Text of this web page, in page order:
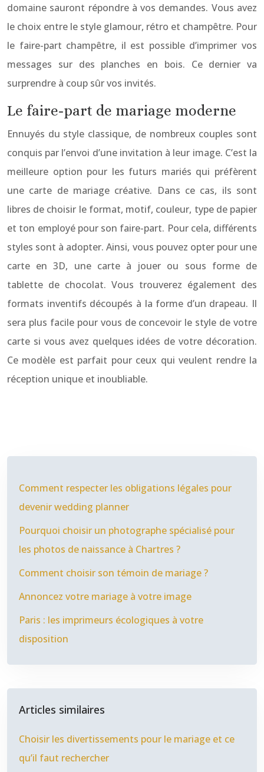
domaine sauront répondre à vos demandes. Vous avez
le choix entre le style glamour, rétro et champêtre. Pour
le faire-part champêtre, il est possible d’imprimer vos
messages sur des planches en bois. Ce dernier va
surprendre à coup sûr vos invités.
Le faire-part de mariage moderne
Ennuyés du style classique, de nombreux couples sont
conquis par l’envoi d’une invitation à leur image. C’est la
meilleure option pour les futurs mariés qui préfèrent
une carte de mariage créative. Dans ce cas, ils sont
libres de choisir le format, motif, couleur, type de papier
et ton employé pour son faire-part. Pour cela, différents
styles sont à adopter. Ainsi, vous pouvez opter pour une
carte en 3D, une carte à jouer ou sous forme de
tablette de chocolat. Vous trouverez également des
formats inventifs découpés à la forme d’un drapeau. Il
sera plus facile pour vous de concevoir le style de votre
carte si vous avez quelques idées de votre décoration.
Ce modèle est parfait pour ceux qui veulent rendre la
réception unique et inoubliable.
Comment respecter les obligations légales pour
devenir wedding planner
Pourquoi choisir un photographe spécialisé pour
les photos de naissance à Chartres ?
Comment choisir son témoin de mariage ?
Annoncez votre mariage à votre image
Paris : les imprimeurs écologiques à votre
disposition
Articles similaires
Choisir les divertissements pour le mariage et ce
qu’il faut rechercher